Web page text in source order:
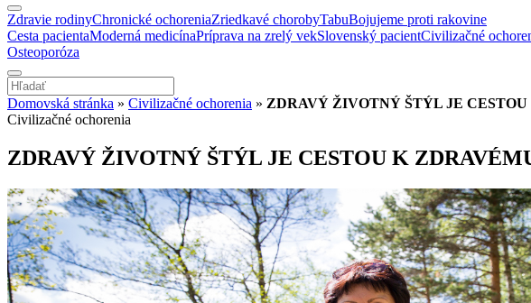
Zdravie rodinyChronické ochoreniaZriedkavé chorobyTabuBojujeme proti rakovine
Cesta pacientaModerná medicínaPríprava na zrelý vekSlovenský pacientCivilizačné
Osteoporóza
Domovská stránka » Civilizačné ochorenia » ZDRAVÝ ŽIVOTNÝ ŠTÝL JE
Civilizačné ochorenia
ZDRAVÝ ŽIVOTNÝ ŠTÝL JE CESTOU K